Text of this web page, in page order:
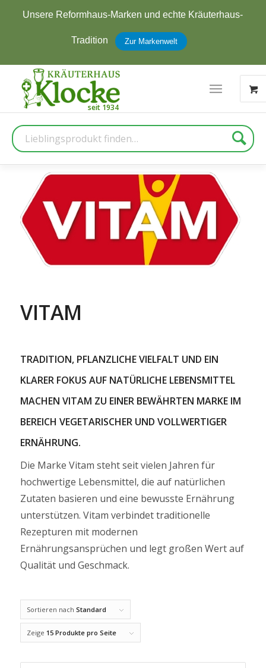
Jetzt zum Newsletter anmelden und 5 € Rabatt
erhalten Zur Anmeldung
Suche
VITAM
TRADITION, PFLANZLICHE VIELFALT UND EIN
KLARER FOKUS AUF NATÜRLICHE LEBENSMITTEL
MACHEN VITAM ZU EINER BEWÄHRTEN MARKE IM
BEREICH VEGETARISCHER UND VOLLWERTIGER
ERNÄHRUNG.
Die Marke Vitam steht seit vielen Jahren für
hochwertige Lebensmittel, die auf natürlichen
Zutaten basieren und eine bewusste Ernährung
unterstützen. Vitam verbindet traditionelle
Rezepturen mit modernen
Ernährungsansprüchen und legt großen Wert auf
Qualität und Geschmack.
Sortieren nach Standard
Zeige 15 Produkte pro Seite